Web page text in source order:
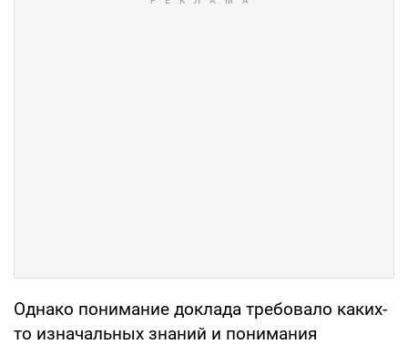
Однако понимание доклада требовало каких-
то изначальных знаний и понимания